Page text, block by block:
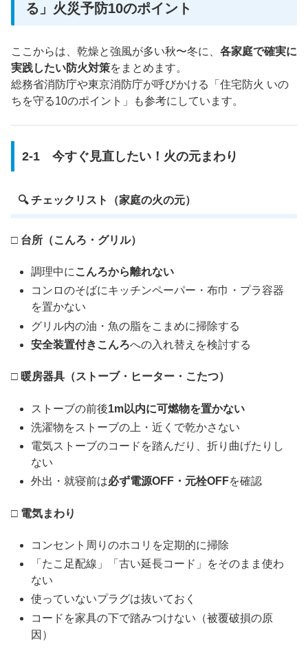
る」火災予防10のポイント
ここからは、乾燥と強風が多い秋〜冬に、 各家庭で確実に
実践したい防火対策をまとめます。
総務省消防庁や東京消防庁が呼びかける「住宅防火 いの
ちを守る10のポイント」も参考にしています。
2-1 今すぐ見直したい！火の元まわり
🔍 チェックリスト（家庭の火の元）
□ 台所（こんろ・グリル）
調理中に こんろから離れない
コンロのそばにキッチンペーパー・布巾・プラ容器
を置かない
グリル内の油・魚の脂をこまめに掃除する
安全装置付きこんろへの入れ替えを検討する
□ 暖房器具（ストーブ・ヒーター・こたつ）
ストーブの前後1m以内に可燃物を置かない
洗濯物をストーブの上・近くで乾かさない
電気ストーブのコードを踏んだり、折り曲げたりし
ない
外出・就寝前は必ず電源OFF・元栓OFFを確認
□ 電気まわり
コンセント周りのホコリを定期的に掃除
「たこ足配線」「古い延長コード」をそのまま使わ
ない
使っていないプラグは抜いておく
コードを家具の下で踏みつけない（被覆破損の原
因）